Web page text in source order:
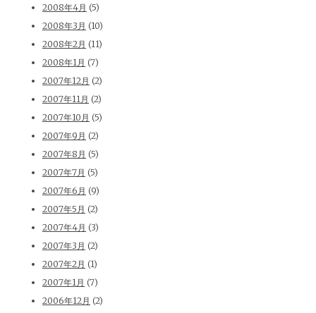
2008年4月 (5)
2008年3月 (10)
2008年2月 (11)
2008年1月 (7)
2007年12月 (2)
2007年11月 (2)
2007年10月 (5)
2007年9月 (2)
2007年8月 (5)
2007年7月 (5)
2007年6月 (9)
2007年5月 (2)
2007年4月 (3)
2007年3月 (2)
2007年2月 (1)
2007年1月 (7)
2006年12月 (2)